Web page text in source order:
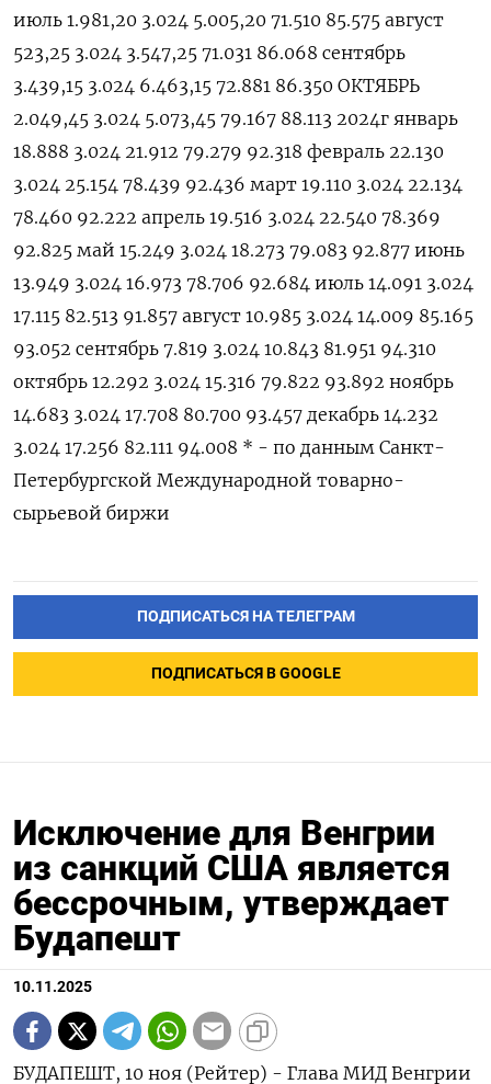
июль 1.981,20 3.024 5.005,20 71.510 85.575 август
523,25 3.024 3.547,25 71.031 86.068 сентябрь
3.439,15 3.024 6.463,15 72.881 86.350 ОКТЯБРЬ
2.049,45 3.024 5.073,45 79.167 88.113 2024г январь
18.888 3.024 21.912 79.279 92.318 февраль 22.130
3.024 25.154 78.439 92.436 март 19.110 3.024 22.134
78.460 92.222 апрель 19.516 3.024 22.540 78.369
92.825 май 15.249 3.024 18.273 79.083 92.877 июнь
13.949 3.024 16.973 78.706 92.684 июль 14.091 3.024
17.115 82.513 91.857 август 10.985 3.024 14.009 85.165
93.052 сентябрь 7.819 3.024 10.843 81.951 94.310
октябрь 12.292 3.024 15.316 79.822 93.892 ноябрь
14.683 3.024 17.708 80.700 93.457 декабрь 14.232
3.024 17.256 82.111 94.008 * - по данным Санкт-
Петербургской Международной товарно-
сырьевой биржи
ПОДПИСАТЬСЯ НА ТЕЛЕГРАМ
ПОДПИСАТЬСЯ В GOOGLE
Исключение для Венгрии
из санкций США является
бессрочным, утверждает
Будапешт
10.11.2025
БУДАПЕШТ, 10 ноя (Рейтер) - Глава МИД Венгрии